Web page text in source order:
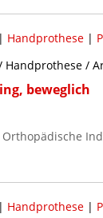
| Handprothese|
Handprothese /
beweglich
Orthopädische
| Handprothese|